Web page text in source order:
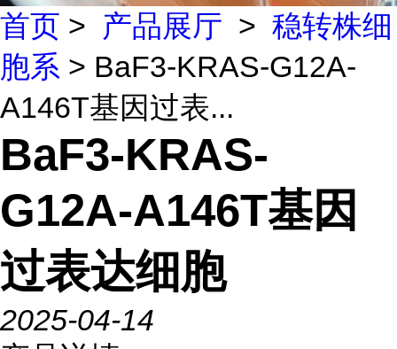
首页 > 产品展厅 > 稳转株细
胞系 > BaF3-KRAS-G12A-
A146T基因过表...
BaF3-KRAS-
G12A-A146T基因
过表达细胞
2025-04-14